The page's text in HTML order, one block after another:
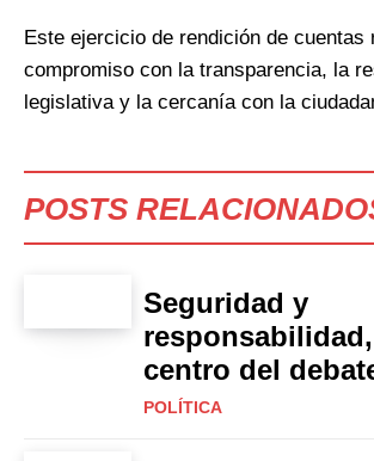
Este ejercicio de rendición de cuentas
compromiso con la transparencia, la
legislativa y la cercanía con la
POSTS
Seguridad y
centro del
POLÍTICA